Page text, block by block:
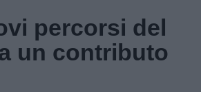
percorsi del
un contributo